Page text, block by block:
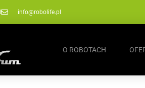
info@robolife.pl
O ROBOTACH